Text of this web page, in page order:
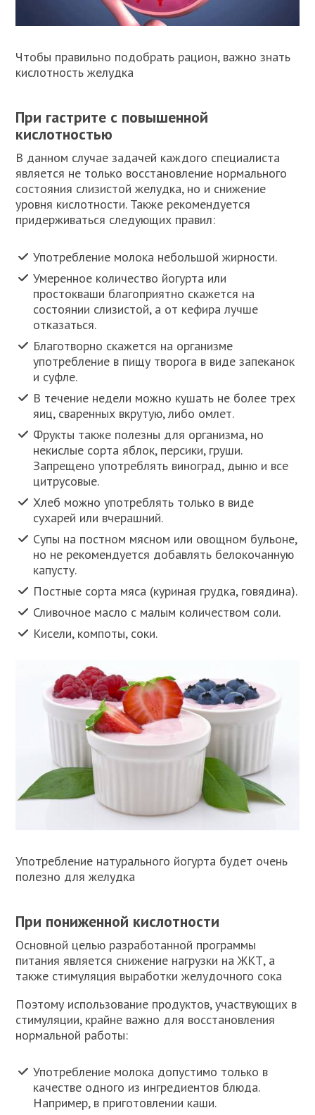
Чтобы правильно подобрать рацион, важно знать
кислотность желудка
При гастрите с повышенной
кислотностью
В данном случае задачей каждого специалиста
является не только восстановление нормального
состояния слизистой желудка, но и снижение
уровня кислотности. Также рекомендуется
придерживаться следующих правил:
Употребление молока небольшой жирности.
Умеренное количество йогурта или
простокваши благоприятно скажется на
состоянии слизистой, а от кефира лучше
отказаться.
Благотворно скажется на организме
употребление в пищу творога в виде запеканок
и суфле.
В течение недели можно кушать не более трех
яиц, сваренных вкрутую, либо омлет.
Фрукты также полезны для организма, но
некислые сорта яблок, персики, груши.
Запрещено употреблять виноград, дыню и все
цитрусовые.
Хлеб можно употреблять только в виде
сухарей или вчерашний.
Супы на постном мясном или овощном бульоне,
но не рекомендуется добавлять белокочанную
капусту.
Постные сорта мяса (куриная грудка, говядина).
Сливочное масло с малым количеством соли.
Кисели, компоты, соки.
Употребление натурального йогурта будет очень
полезно для желудка
При пониженной кислотности
Основной целью разработанной программы
питания является снижение нагрузки на ЖКТ, а
также стимуляция выработки желудочного сока
Поэтому использование продуктов, участвующих в
стимуляции, крайне важно для восстановления
нормальной работы:
Употребление молока допустимо только в
качестве одного из ингредиентов блюда.
Например, в приготовлении каши.